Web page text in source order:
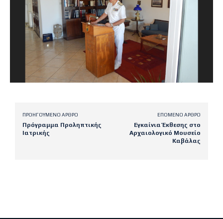
ΠΡΟΗΓΟΎΜΕΝΟ ΆΡΘΡΟ
Πρόγραμμα Προληπτικής
Ιατρικής
ΕΠΌΜΕΝΟ ΆΡΘΡΟ
Εγκαίνια Έκθεσης στο
Αρχαιολογικό Μουσείο
Καβάλας